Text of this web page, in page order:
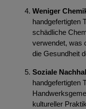
Weniger
handgefertigten
schädliche
verwendet, was
die Gesundheit
Soziale
handgefertigten
kultureller